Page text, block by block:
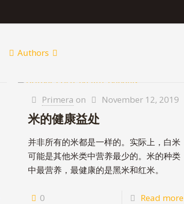
Authors
Primera on November 12, 2019
米的健康益处
并非所有的米都是一样的。实际上，白米
可能是其他米类中营养最少的。米的种类
中最营养，最健康的是黑米和红米。
0 Read more